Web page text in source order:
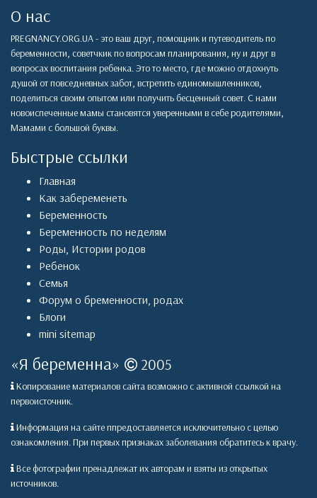
О нас
PREGNANCY.ORG.UA - это ваш друг, помощник и путеводитель по
беременности, советчкик по вопросам планирования, ну и друг в
вопросах воспитания ребенка. Это то место, где можно отдохнуть
душой от повседневных забот, встретить единомышленников,
поделиться своим опытом или получить бесценный совет. С нами
новоиспеченные мамы становятся уверенными в себе родителями,
Мамами с большой буквы.
Быстрые ссылки
Главная
Как забеременеть
Беременность
Беременность по неделям
Роды, Истории родов
Ребенок
Семья
Форум о бременности, родах
Блоги
mini sitemap
«Я беременна» 2005
Копирование материалов сайта возможно с активной ссылкой на
первоисточник.
Информация на сайте ппредоставляется исключительно с целью
ознакомления. При первых признаках заболевания обратитесь к врачу.
Все фотографии пренадлежат их авторам и взяты из открытых
источников.